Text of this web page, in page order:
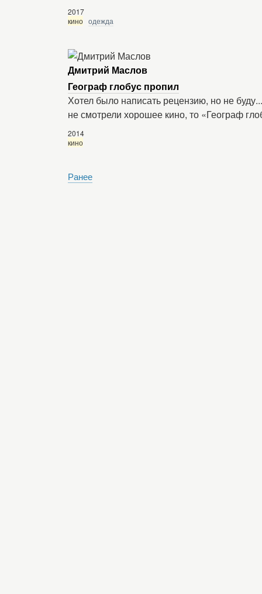
2017
кино одежда
Дмитрий Маслов
Географ глобус пропил
Хотел было написать рецензию, но не
не смотрели хорошее кино, то «Географ
2014
кино
Ранее